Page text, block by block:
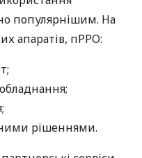
популярнішим. На
апаратів, пРРО:
рішеннями.